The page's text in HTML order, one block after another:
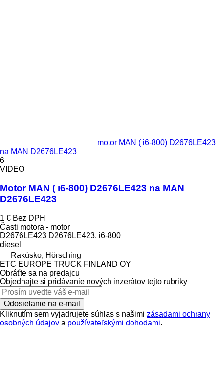
motor MAN ( i6-800) D2676LE423
na MAN D2676LE423
6
VIDEO
Motor MAN ( i6-800) D2676LE423 na MAN
D2676LE423
1 € Bez DPH
Časti motora - motor
D2676LE423 D2676LE423, i6-800
diesel
Rakúsko, Hörsching
ETC EUROPE TRUCK FINLAND OY
Obráťte sa na predajcu
Objednajte si pridávanie nových inzerátov tejto rubriky
Odosielanie na e-mail
Kliknutím sem vyjadrujete súhlas s našimi zásadami ochrany
osobných údajov a používateľskými dohodami.